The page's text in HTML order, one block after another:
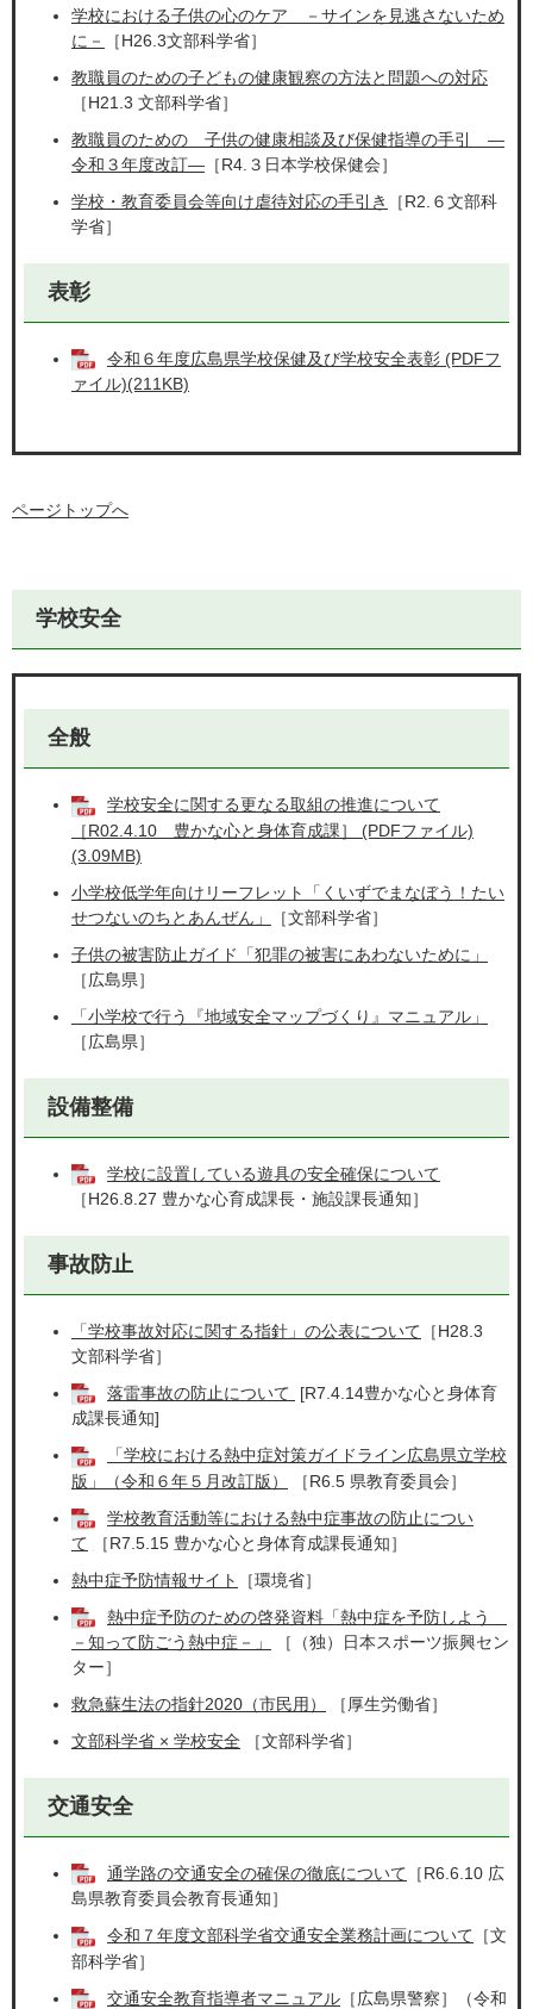
学校における子供の心のケア －サインを見逃さないため
に－
［H26.3文部科学省］
教職員のための子どもの健康観察の方法と問題への対応
［H21.3 文部科学省］
教職員のための 子供の健康相談及び保健指導の手引 ―
令和３年度改訂― ［R4.３日本学校保健会］
学校・教育委員会等向け虐待対応の手引き
［R2.６文部科
学省］
表彰
令和６年度広島県学校保健及び学校安全表彰 (PDFフ
ァイル)(211KB)
ページトップへ
学校安全
全般
学校安全に関する更なる取組の推進について
［R02.4.10 豊かな心と身体育成課］ (PDFファイル)
(3.09MB)
小学校低学年向けリーフレット「くいずでまなぼう！たい
せつないのちとあんぜん」
［文部科学省］
子供の被害防止ガイド「犯罪の被害にあわないために」
［広島県］
「小学校で行う『地域安全マップづくり』マニュアル」
［広島県］
設備整備
学校に設置している遊具の安全確保について
［H26.8.27 豊かな心育成課長・施設課長通知］
事故防止
「学校事故対応に関する指針」の公表について ［H28.3
文部科学省］
落雷事故の防止について
[R7.4.14豊かな心と身体育
成課長通知]
「学校における熱中症対策ガイドライン広島県立学校
版」（令和６年５月改訂版）
［R6.5 県教育委員会］
学校教育活動等における熱中症事故の防止につい
て ［R7.5.15 豊かな心と身体育成課長通知］
熱中症予防情報サイト
［環境省］
熱中症予防のための啓発資料「熱中症を予防しよう
－知って防ごう熱中症－」
［（独）日本スポーツ振興セン
ター］
救急蘇生法の指針2020（市民用）
［厚生労働省］
文部科学省 × 学校安全 ［文部科学省］
交通安全
通学路の交通安全の確保の徹底について ［R6.6.10 広
島県教育委員会教育長通知］
令和７年度文部科学省交通安全業務計画について ［文
部科学省］
交通安全教育指導者マニュアル ［広島県警察］（令和